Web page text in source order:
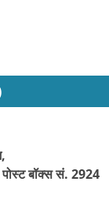
पोस्ट बॉक्स सं. 2924